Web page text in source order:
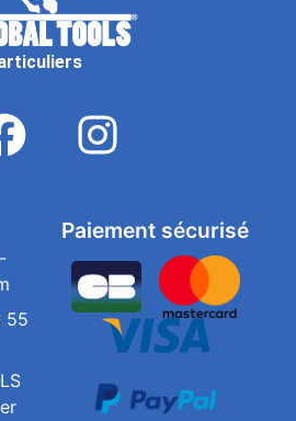
Paiement sécurisé
55